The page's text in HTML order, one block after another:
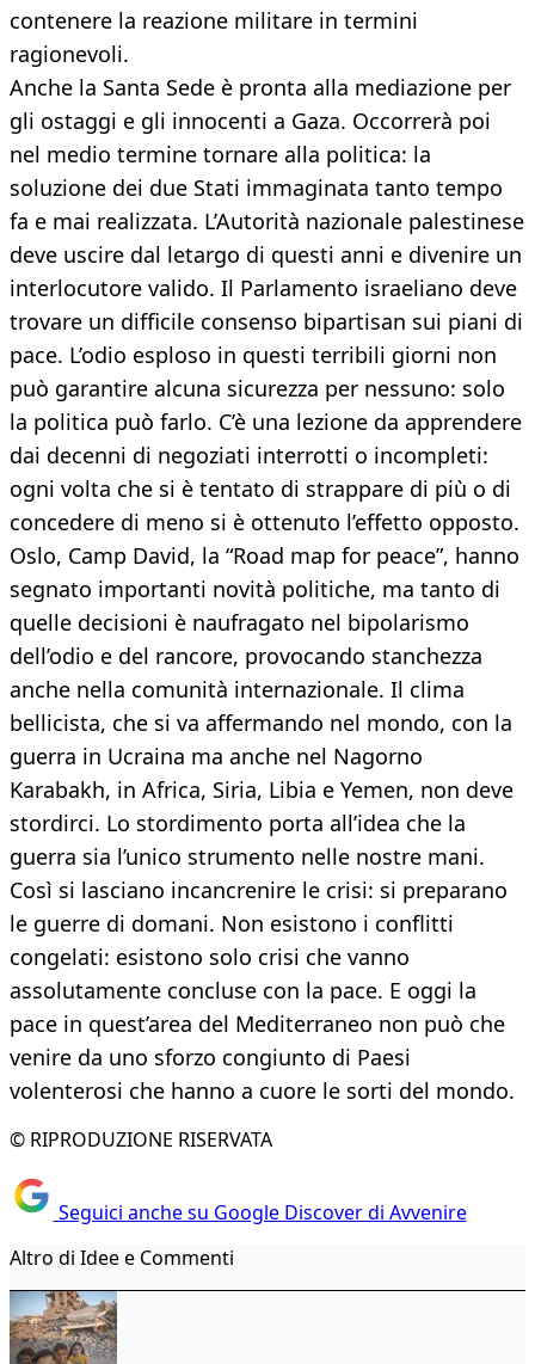
contenere la reazione militare in termini
ragionevoli.
Anche la Santa Sede è pronta alla mediazione per
gli ostaggi e gli innocenti a Gaza. Occorrerà poi
nel medio termine tornare alla politica: la
soluzione dei due Stati immaginata tanto tempo
fa e mai realizzata. L’Autorità nazionale palestinese
deve uscire dal letargo di questi anni e divenire un
interlocutore valido. Il Parlamento israeliano deve
trovare un difficile consenso bipartisan sui piani di
pace. L’odio esploso in questi terribili giorni non
può garantire alcuna sicurezza per nessuno: solo
la politica può farlo. C’è una lezione da apprendere
dai decenni di negoziati interrotti o incompleti:
ogni volta che si è tentato di strappare di più o di
concedere di meno si è ottenuto l’effetto opposto.
Oslo, Camp David, la “Road map for peace”, hanno
segnato importanti novità politiche, ma tanto di
quelle decisioni è naufragato nel bipolarismo
dell’odio e del rancore, provocando stanchezza
anche nella comunità internazionale. Il clima
bellicista, che si va affermando nel mondo, con la
guerra in Ucraina ma anche nel Nagorno
Karabakh, in Africa, Siria, Libia e Yemen, non deve
stordirci. Lo stordimento porta all’idea che la
guerra sia l’unico strumento nelle nostre mani.
Così si lasciano incancrenire le crisi: si preparano
le guerre di domani. Non esistono i conflitti
congelati: esistono solo crisi che vanno
assolutamente concluse con la pace. E oggi la
pace in quest’area del Mediterraneo non può che
venire da uno sforzo congiunto di Paesi
volenterosi che hanno a cuore le sorti del mondo.
© RIPRODUZIONE RISERVATA
Seguici anche su Google Discover di Avvenire
Altro di Idee e Commenti